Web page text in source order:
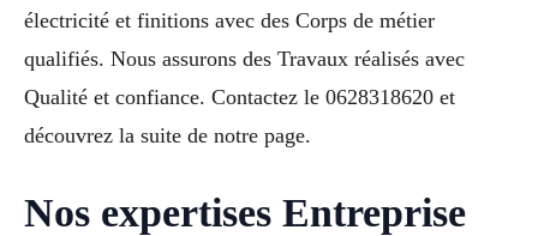
électricité et finitions avec des Corps de métier
qualifiés. Nous assurons des Travaux réalisés avec
Qualité et confiance. Contactez le 0628318620 et
découvrez la suite de notre page.
Nos expertises Entreprise